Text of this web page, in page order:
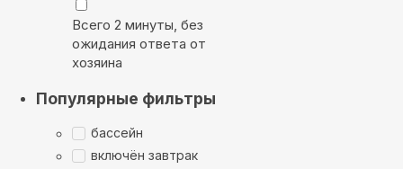
Всего 2 минуты, без
ожидания ответа от
хозяина
Популярные фильтры
бассейн
включён завтрак